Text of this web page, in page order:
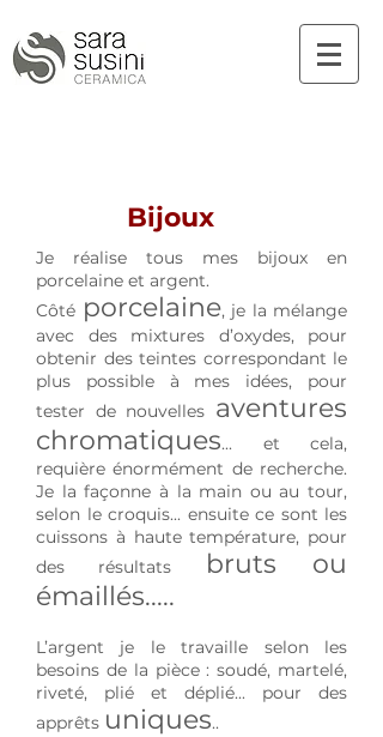
Bijoux
Je réalise tous mes bijoux en
porcelaine et argent.
Côté porcelaine, je la mélange
avec des mixtures d’oxydes, pour
obtenir des teintes correspondant le
plus possible à mes idées, pour
tester de nouvelles aventures
chromatiques... et cela,
requière énormément de recherche.
Je la façonne à la main ou au tour,
selon le croquis... ensuite ce sont les
cuissons à haute température, pour
des résultats
bruts ou
émaillés.....
L’argent je le travaille selon les
besoins de la pièce : soudé, martelé,
riveté, plié et déplié... pour des
apprêts uniques..